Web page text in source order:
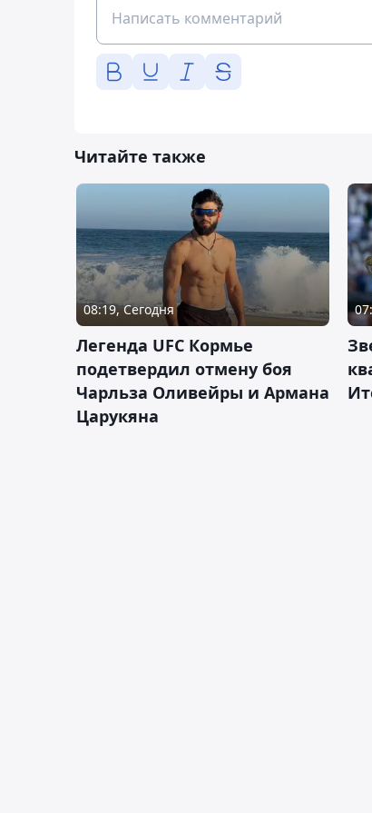
Читайте также
08:19, Сегодня
Легенда UFC Кормье
подетвердил отмену боя
Чарльза Оливейры и Армана
Царукяна